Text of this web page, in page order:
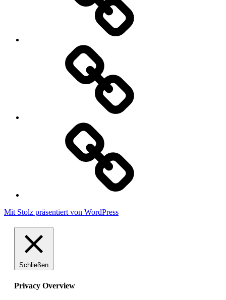
Datenschutzerklärung
Mit Stolz präsentiert von WordPress
Schließen
Privacy Overview